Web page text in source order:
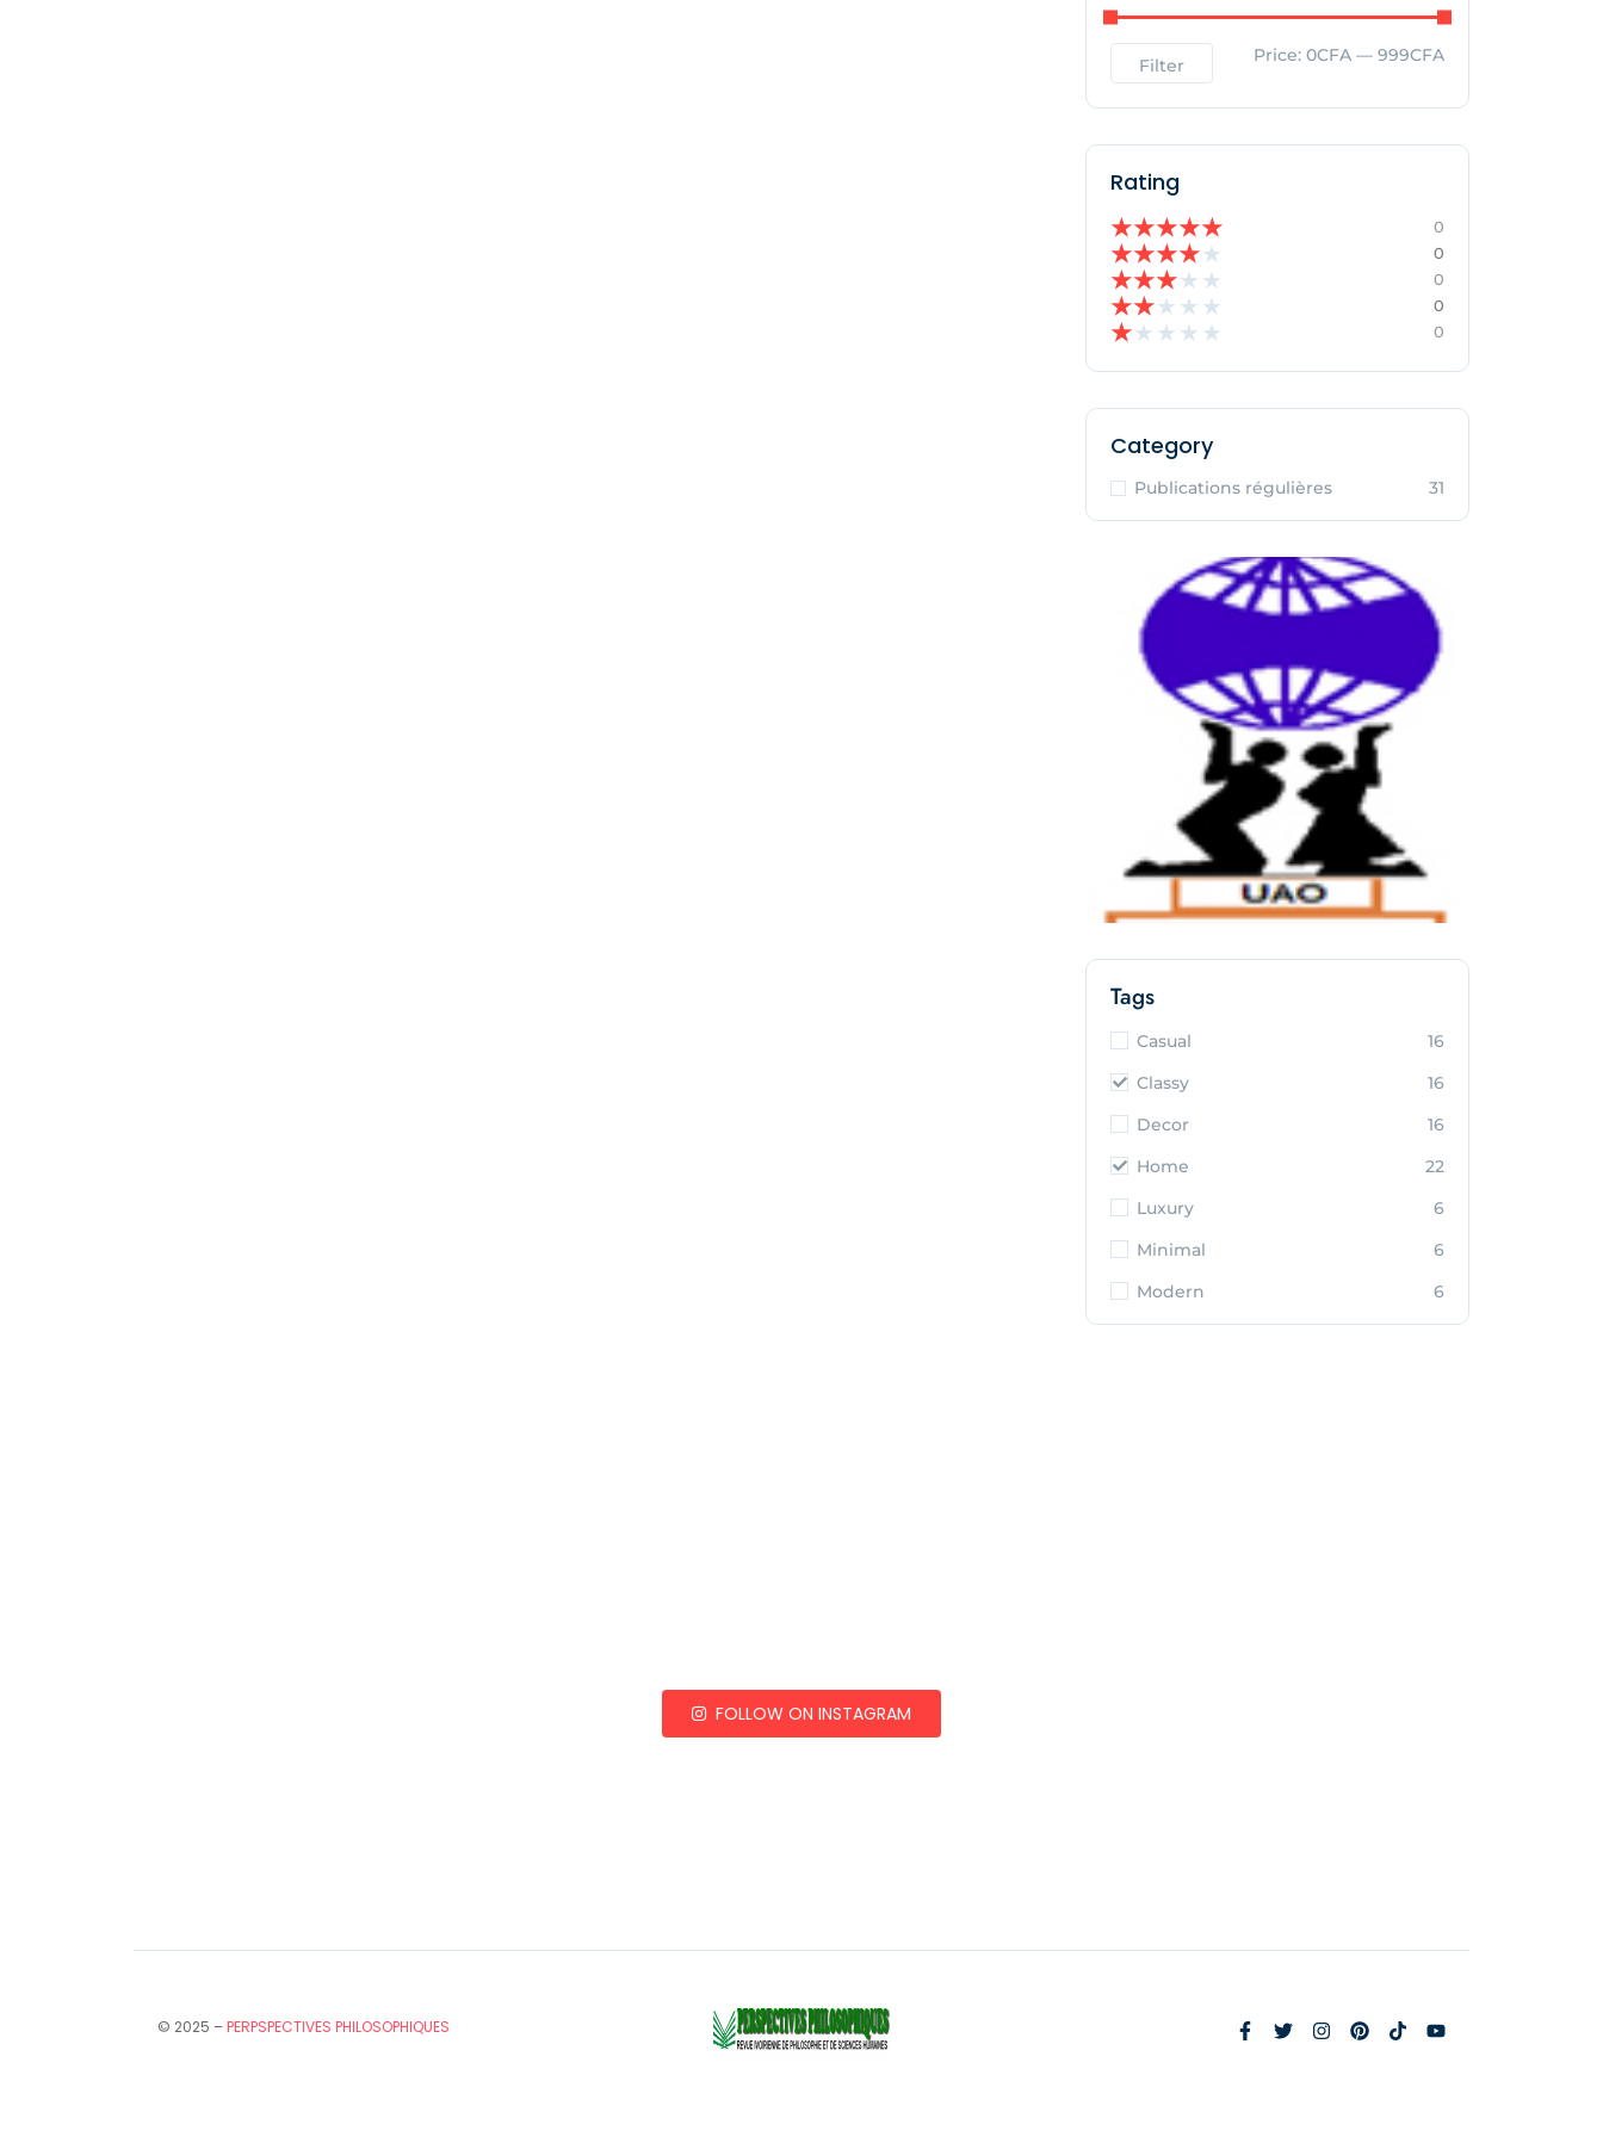
Filter Price: 0CFA — 999CFA
Rating
★★★★★ 0
★★★★★ 0
★★★★ ★ 0
★★★ ★ ★ 0
★★ ★ ★ ★ 0
Category
Publications régulières 31
Tags
Casual
16
Classy
16
Decor
16
Home
22
Luxury
6
Minimal
6
Modern
6
FOLLOW ON INSTAGRAM
© 2025 –PERPSPECTIVES PHILOSOPHIQUES